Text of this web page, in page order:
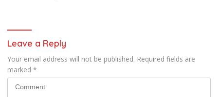
Leave a Reply
Your email address will not be published. Required fields are
marked *